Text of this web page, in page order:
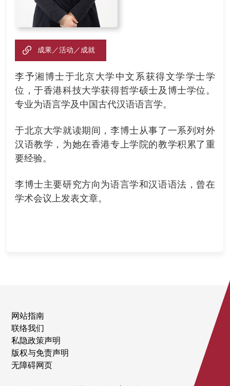
成果／活动／成就
李予湘博士于北京大学中文系获得文学学士学
位，于香港科技大学获得哲学硕士及博士学位。
专业为语言学及中国古代汉语语言学。
于北京大学就读期间，李博士从事了一系列对外
汉语教学，为她在香港专上学院的教学积累了重
要经验。
李博士主要研究方向为语言学和汉语语法，曾在
学术会议上发表文章。
网站指南
联络我们
私隐政策声明
版权与免责声明
无障碍网页